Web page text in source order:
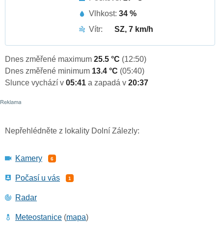
Vlhkost: 34 %
Vítr:
SZ, 7 km/h
Dnes změřené maximum 25.5 °C (12:50)
Dnes změřené minimum 13.4 °C (05:40)
Slunce vychází v 05:41 a zapadá v 20:37
Nepřehlédněte z lokality Dolní Zálezly:
Kamery 6
Počasí u vás 1
Radar
Meteostanice (mapa)